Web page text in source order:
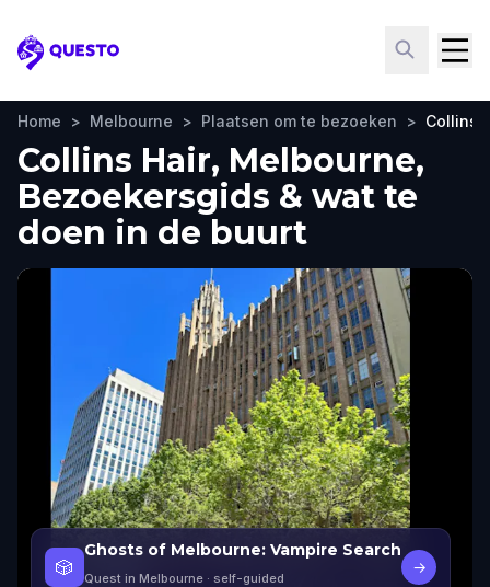
Questo
Home > Melbourne > Plaatsen om te bezoeken > Collins
Collins Hair, Melbourne,
Bezoekersgids & wat te
doen in de buurt
🎲
Ghosts of Melbourne: Vampire Search
Quest in Melbourne · self-guided
→